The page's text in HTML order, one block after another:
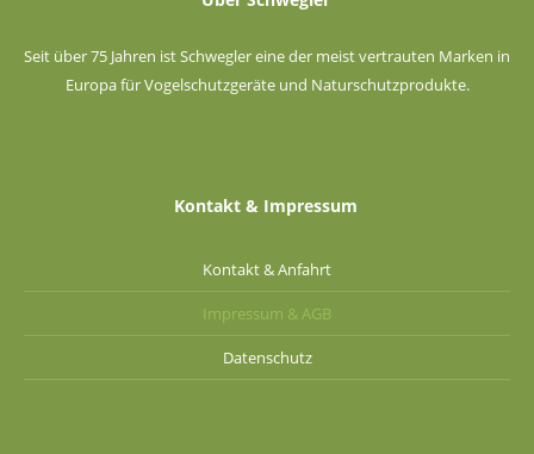
Seit über 75 Jahren ist Schwegler eine der meist vertrauten Marken in
Europa für Vogelschutzgeräte und Naturschutzprodukte.
Kontakt & Impressum
Kontakt & Anfahrt
Impressum & AGB
Datenschutz